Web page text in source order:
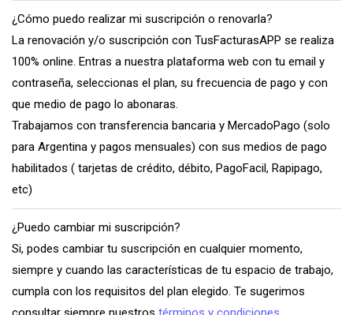
¿Cómo puedo realizar mi suscripción o renovarla?
La renovación y/o suscripción con TusFacturasAPP se realiza
100% online. Entras a nuestra plataforma web con tu email y
contraseña, seleccionas el plan, su frecuencia de pago y con
que medio de pago lo abonaras.
Trabajamos con transferencia bancaria y MercadoPago (solo
para Argentina y pagos mensuales) con sus medios de pago
habilitados ( tarjetas de crédito, débito, PagoFacil, Rapipago,
etc)
¿Puedo cambiar mi suscripción?
Si, podes cambiar tu suscripción en cualquier momento,
siempre y cuando las características de tu espacio de trabajo,
cumpla con los requisitos del plan elegido. Te sugerimos